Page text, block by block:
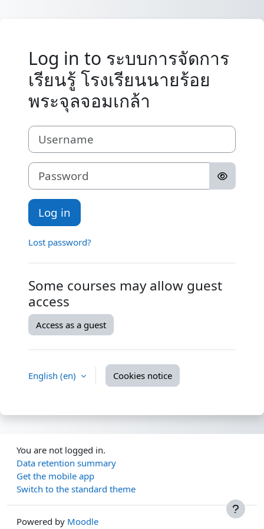
Log in to ระบบการจัดการ
เรียนรู้ โรงเรียนนายร้อย
พระจุลจอมเกล้า
Username
Password
Log in
Lost password?
Some courses may allow guest
access
Access as a guest
English ‎(en)‎ Cookies notice
You are not logged in.
Data retention summary
Get the mobile app
Switch to the standard theme
Powered by Moodle